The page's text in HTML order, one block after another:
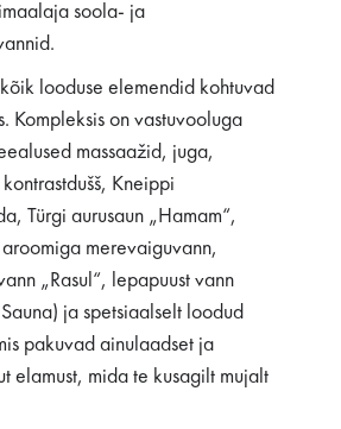
soola- ja
looduse elemendid kohtuvad
Kompleksis on vastuvooluga
massaažid, juga,
Kneippi
Türgi aurusaun „Hamam“,
aroomiga merevaiguvann,
„Rasul“, lepapuust vann
ja spetsiaalselt loodud
pakuvad ainulaadset ja
elamust, mida te kusagilt mujalt